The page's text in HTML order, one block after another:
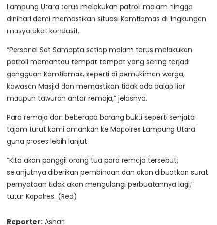
Lampung Utara terus melakukan patroli malam hingga
dinihari demi memastikan situasi Kamtibmas di lingkungan
masyarakat kondusif.
“Personel Sat Samapta setiap malam terus melakukan
patroli memantau tempat tempat yang sering terjadi
gangguan Kamtibmas, seperti di pemukiman warga,
kawasan Masjid dan memastikan tidak ada balap liar
maupun tawuran antar remaja,” jelasnya.
Para remaja dan beberapa barang bukti seperti senjata
tajam turut kami amankan ke Mapolres Lampung Utara
guna proses lebih lanjut.
“Kita akan panggil orang tua para remaja tersebut,
selanjutnya diberikan pembinaan dan akan dibuatkan surat
pernyataan tidak akan mengulangi perbuatannya lagi,”
tutur Kapolres. (Red)
Reporter: Ashari